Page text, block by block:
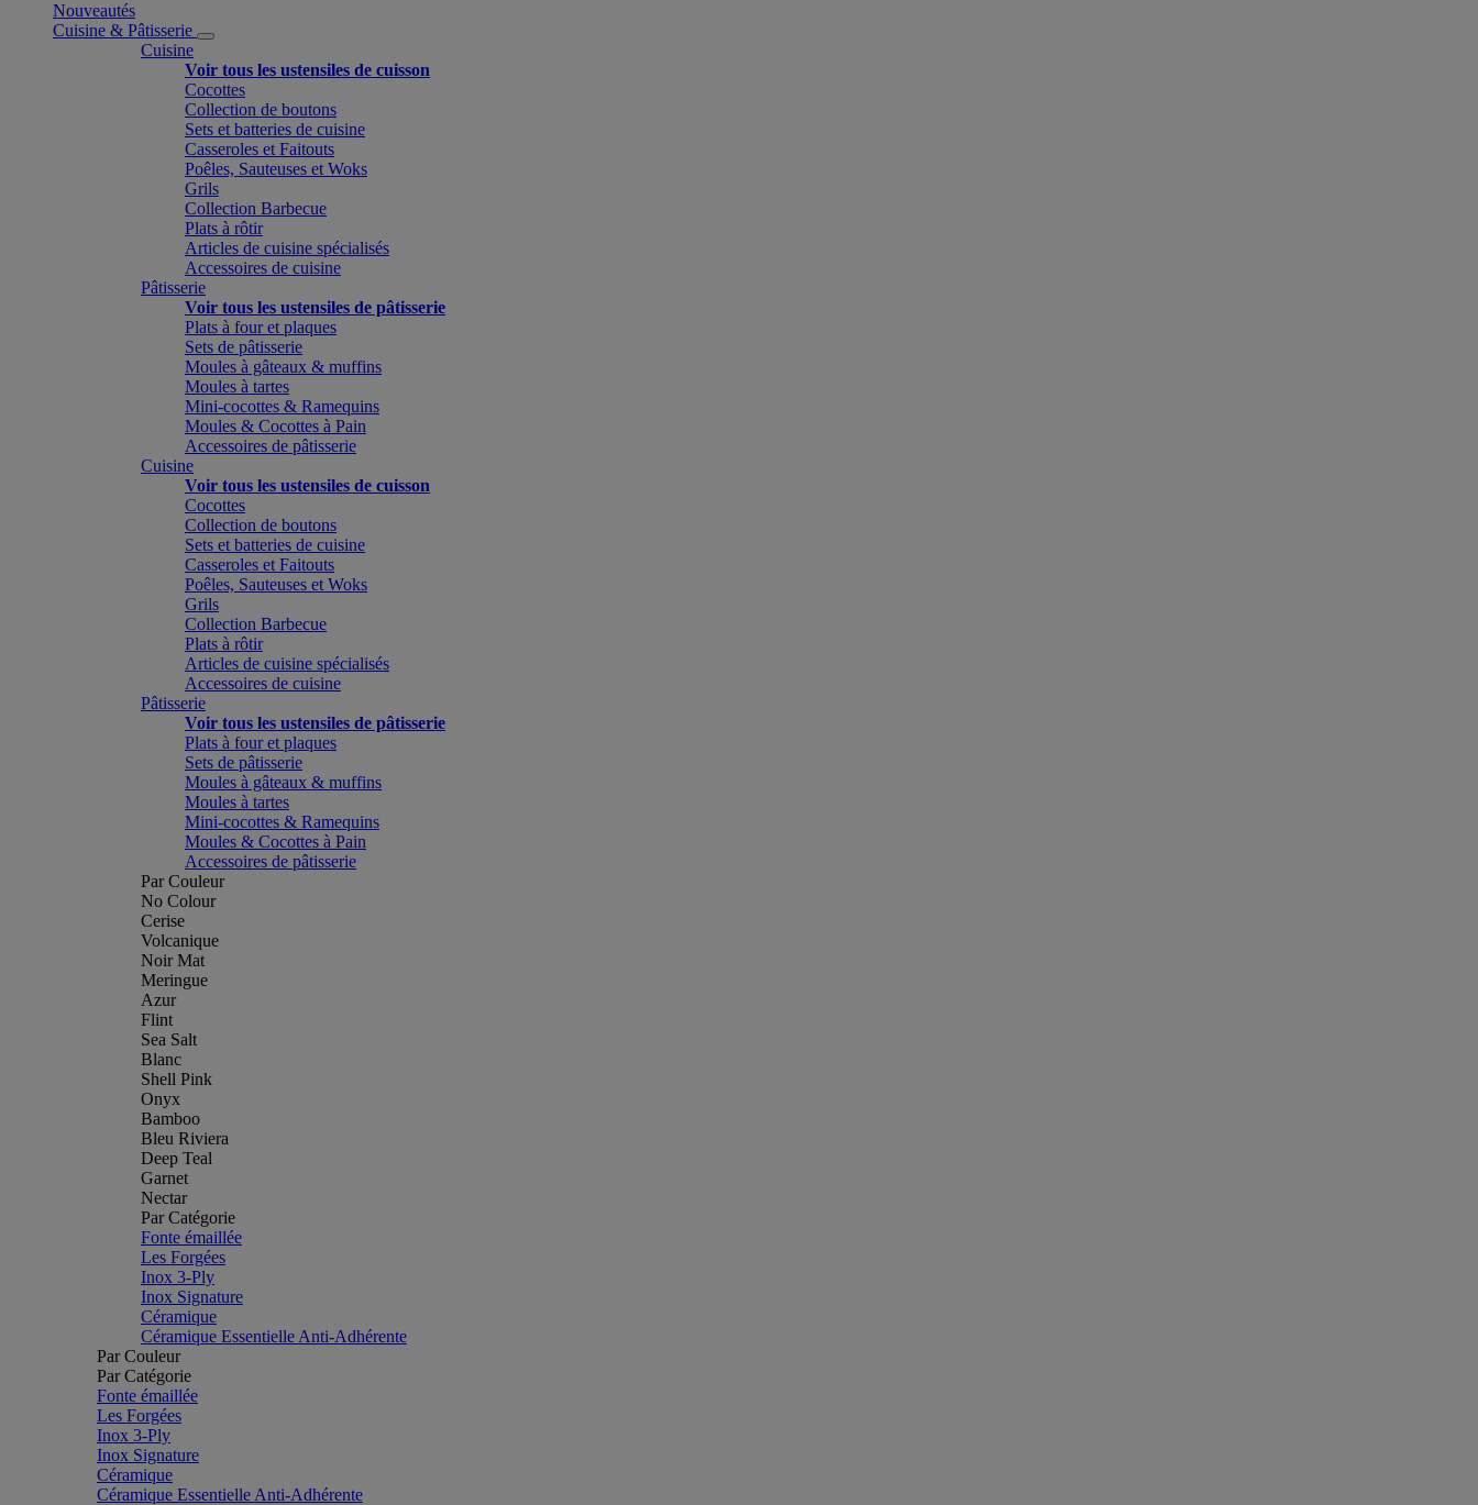
Nouveautés
Cuisine & Pâtisserie
Cuisine
Voir tous les ustensiles de cuisson
Cocottes
Collection de boutons
Sets et batteries de cuisine
Casseroles et Faitouts
Poêles, Sauteuses et Woks
Grils
Collection Barbecue
Plats à rôtir
Articles de cuisine spécialisés
Accessoires de cuisine
Pâtisserie
Voir tous les ustensiles de pâtisserie
Plats à four et plaques
Sets de pâtisserie
Moules à gâteaux & muffins
Moules à tartes
Mini-cocottes & Ramequins
Moules & Cocottes à Pain
Accessoires de pâtisserie
Cuisine
Voir tous les ustensiles de cuisson
Cocottes
Collection de boutons
Sets et batteries de cuisine
Casseroles et Faitouts
Poêles, Sauteuses et Woks
Grils
Collection Barbecue
Plats à rôtir
Articles de cuisine spécialisés
Accessoires de cuisine
Pâtisserie
Voir tous les ustensiles de pâtisserie
Plats à four et plaques
Sets de pâtisserie
Moules à gâteaux & muffins
Moules à tartes
Mini-cocottes & Ramequins
Moules & Cocottes à Pain
Accessoires de pâtisserie
Par Couleur
No Colour
Cerise
Volcanique
Noir Mat
Meringue
Azur
Flint
Sea Salt
Blanc
Shell Pink
Onyx
Bamboo
Bleu Riviera
Deep Teal
Garnet
Nectar
Par Catégorie
Fonte émaillée
Les Forgées
Inox 3-Ply
Inox Signature
Céramique
Céramique Essentielle Anti-Adhérente
Par Couleur
Par Catégorie
Fonte émaillée
Les Forgées
Inox 3-Ply
Inox Signature
Céramique
Céramique Essentielle Anti-Adhérente